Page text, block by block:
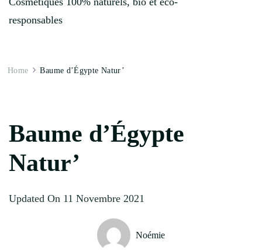
responsables
Home Baume d’Égypte Natur’
Baume d’Égypte
Natur’
Updated On 11 Novembre 2021
Noémie